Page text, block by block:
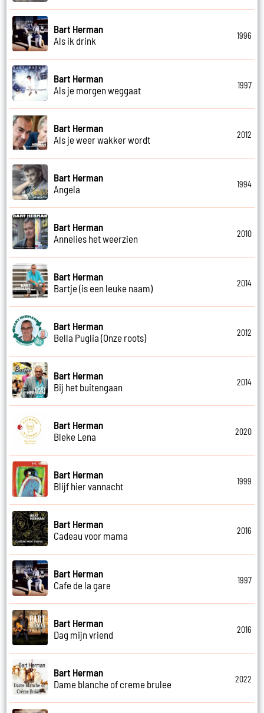
Bart Herman
Als ik drink
1996
Bart Herman
Als je morgen weggaat
1997
Bart Herman
Als je weer wakker wordt
2012
Bart Herman
Angela
1994
Bart Herman
Annelies het weerzien
2010
Bart Herman
Bartje (is een leuke naam)
2014
Bart Herman
Bella Puglia (Onze roots)
2012
Bart Herman
Bij het buitengaan
2014
Bart Herman
Bleke Lena
2020
Bart Herman
Blijf hier vannacht
1999
Bart Herman
Cadeau voor mama
2016
Bart Herman
Cafe de la gare
1997
Bart Herman
Dag mijn vriend
2016
Bart Herman
Dame blanche of creme brulee
2022